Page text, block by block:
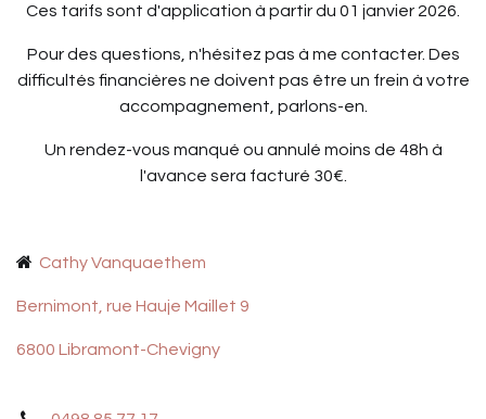
Ces tarifs sont d'application à partir du 01 janvier 2026.
Pour des questions, n'hésitez pas à me contacter. Des
difficultés financières ne doivent pas être un frein à votre
accompagnement, parlons-en.
Un rendez-vous manqué ou annulé moins de 48h à
l'avance sera facturé 30€.
Cathy Vanquaethem
Bernimont, rue Hauje Maillet 9
6800 Libramont-Chevigny